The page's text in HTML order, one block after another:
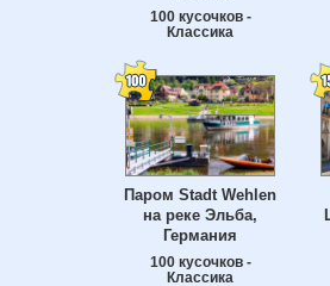
100 кусочков -
Классика
Паром Stadt Wehlen
на реке Эльба,
Германия
100 кусочков -
Классика